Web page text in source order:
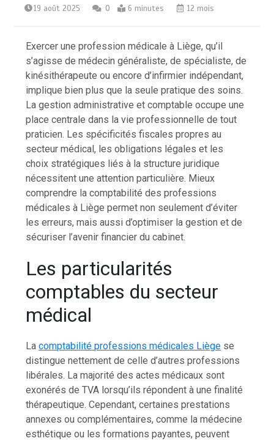
19 août 2025 0 6 minutes 12 mois
Exercer une profession médicale à Liège, qu’il
s’agisse de médecin généraliste, de spécialiste, de
kinésithérapeute ou encore d’infirmier indépendant,
implique bien plus que la seule pratique des soins.
La gestion administrative et comptable occupe une
place centrale dans la vie professionnelle de tout
praticien. Les spécificités fiscales propres au
secteur médical, les obligations légales et les
choix stratégiques liés à la structure juridique
nécessitent une attention particulière. Mieux
comprendre la comptabilité des professions
médicales à Liège permet non seulement d’éviter
les erreurs, mais aussi d’optimiser la gestion et de
sécuriser l’avenir financier du cabinet.
Les particularités
comptables du secteur
médical
Lacomptabilité professions médicales Liège se
distingue nettement de celle d’autres professions
libérales. La majorité des actes médicaux sont
exonérés de TVA lorsqu’ils répondent à une finalité
thérapeutique. Cependant, certaines prestations
annexes ou complémentaires, comme la médecine
esthétique ou les formations payantes, peuvent